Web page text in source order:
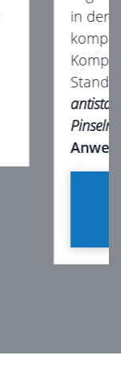
in der
Pinseln